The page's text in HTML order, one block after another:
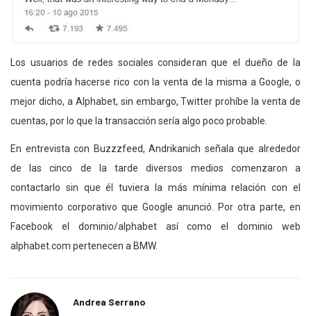
Los usuarios de redes sociales consideran que el dueño de la
cuenta podría hacerse rico con la venta de la misma a Google, o
mejor dicho, a Alphabet, sin embargo, Twitter prohíbe la venta de
cuentas, por lo que la transacción sería algo poco probable.
En entrevista con Buzzzfeed, Andrikanich señala que alrededor
de las cinco de la tarde diversos medios comenzaron a
contactarlo sin que él tuviera la más mínima relación con el
movimiento corporativo que Google anunció. Por otra parte, en
Facebook el dominio/alphabet así como el dominio web
alphabet.com pertenecen a BMW.
Andrea Serrano